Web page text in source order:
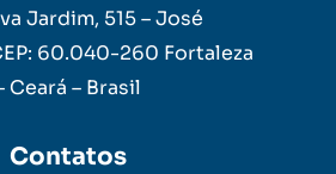
Jardim, 515 – José
60.040-260 Fortaleza
Ceará – Brasil
Contatos